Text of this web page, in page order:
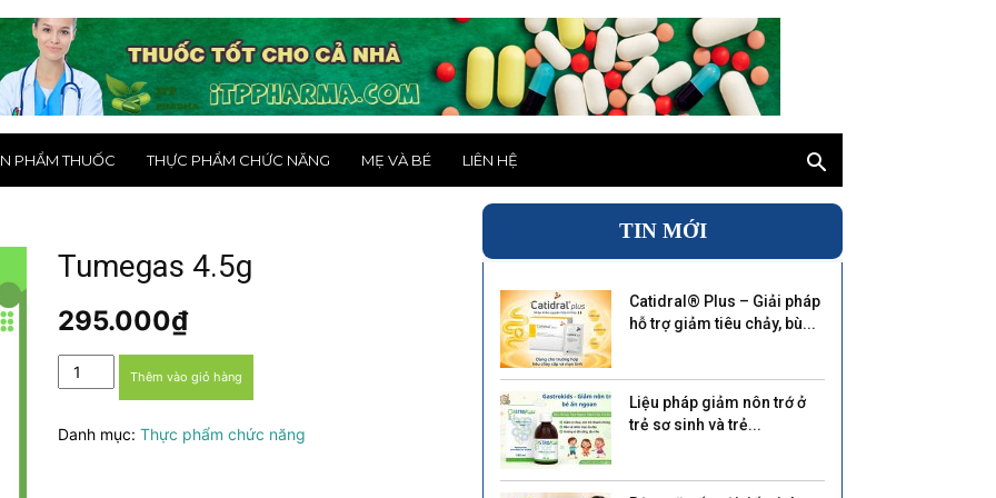
PHẨM THUỐC THỰC PHẨM CHỨC NĂNG MẸ VÀ BÉ LIÊN HỆ
Tumegas 4.5g
295.000₫
Tumegas
4.5g
lượng
Thêm vào giỏ hàng
Danh mục: Thực phẩm chức năng
TIN MỚI
Catidral® Plus – Giải pháp
hỗ trợ giảm tiêu chảy, bù...
Liệu pháp giảm nôn trớ ở
trẻ sơ sinh và trẻ...